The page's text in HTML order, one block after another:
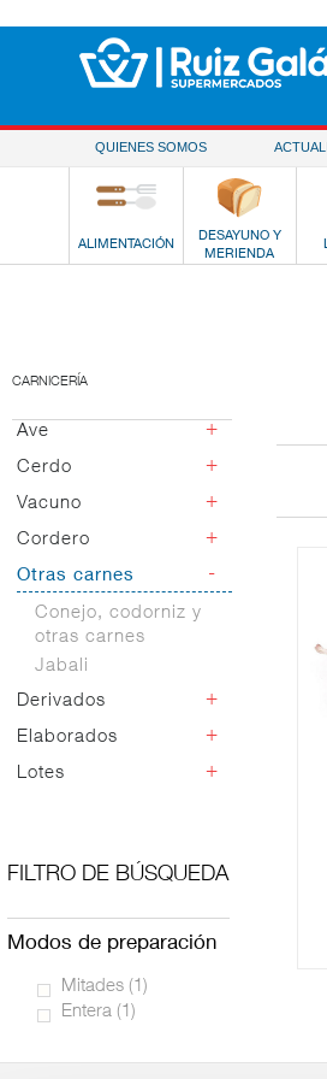
QUIENES SOMOS
ALIMENTACIÓN
DESAYUNO Y
MERIENDA
CARNICERÍA
Ave +
Pollo
Pavo
Cerdo +
Blanco
Ibérico
Vacuno +
Angus
Ternera
Retinta
Cordero +
Despiece
Otras carnes -
Conejo, codorniz y
otras carnes
Jabali
Derivados
+
Embutidos
Salchichas
Elaborados +
Propios
Lotes +
FILTRO DE BÚSQUEDA
modos de preparación
Mitades (1)
Entera (1)